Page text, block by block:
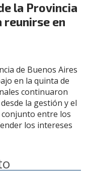
la Provincia
reunirse en
de Buenos Aires
en la quinta de
continuaron
la gestión y el
entre los
los intereses